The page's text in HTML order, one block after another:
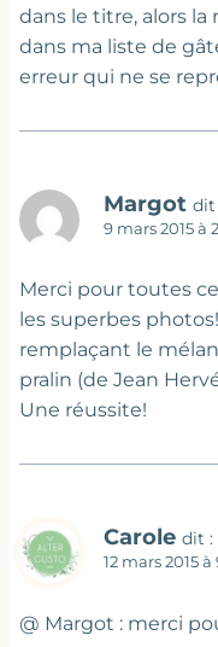
dans le titre, alors la
dans ma liste de
erreur qui ne se
Margot dit
9 mars 2015 à
Merci pour toutes
les superbes
remplaçant le
pralin (de Jean
Une réussite!
Carole dit :
12 mars 2015
@ Margot : merci